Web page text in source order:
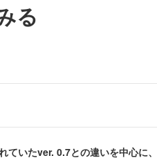
る
いたver. 0.7との違いを中心に